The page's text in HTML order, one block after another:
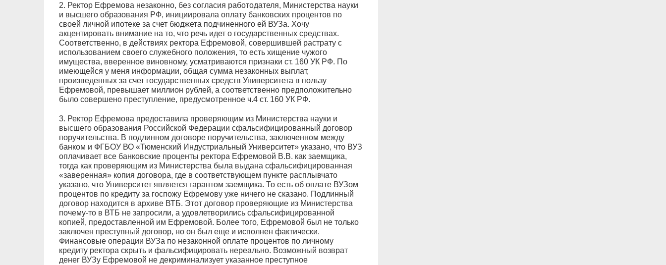
2. Ректор Ефремова незаконно, без согласия работодателя, Министерства науки
и высшего образования РФ, инициировала оплату банковских процентов по
своей личной ипотеке за счет бюджета подчиненного ей ВУЗа. Хочу
акцентировать внимание на то, что речь идет о государственных средствах.
Соответственно, в действиях ректора Ефремовой, совершившей растрату с
использованием своего служебного положения, то есть хищение чужого
имущества, вверенное виновному, усматриваются признаки ст. 160 УК РФ. По
имеющейся у меня информации, общая сумма незаконных выплат,
произведенных за счет государственных средств Университета в пользу
Ефремовой, превышает миллион рублей, а соответственно предположительно
было совершено преступление, предусмотренное ч.4 ст. 160 УК РФ.
3. Ректор Ефремова предоставила проверяющим из Министерства науки и
высшего образования Российской Федерации сфальсифицированный договор
поручительства. В подлинном договоре поручительства, заключенном между
банком и ФГБОУ ВО «Тюменский Индустриальный Университет» указано, что ВУЗ
оплачивает все банковские проценты ректора Ефремовой В.В. как заемщика,
тогда как проверяющим из Министерства была выдана сфальсифицированная
«заверенная» копия договора, где в соответствующем пункте расплывчато
указано, что Университет является гарантом заемщика. То есть об оплате ВУЗом
процентов по кредиту за госпожу Ефремову уже ничего не сказано. Подлинный
договор находится в архиве ВТБ. Этот договор проверяющие из Министерства
почему-то в ВТБ не запросили, а удовлетворились сфальсифицированной
копией, предоставленной им Ефремовой. Более того, Ефремовой был не только
заключен преступный договор, но он был еще и исполнен фактически.
Финансовые операции ВУЗа по незаконной оплате процентов по личному
кредиту ректора скрыть и фальсифицировать нереально. Возможный возврат
денег ВУЗу Ефремовой не декриминализует указанное преступное